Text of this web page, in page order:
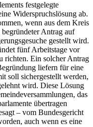
festgelegte
Widerspruchslösung ab.
wenn aus dem Kreis
Antrag auf
gestellt wird.
fünf Arbeitstage vor
richten. Ein solcher Antrag
liefern für eine
soll sichergestellt werden,
wird. Diese Lösung
das
übertragen
– vom Bundesgericht
auch wenn es eine